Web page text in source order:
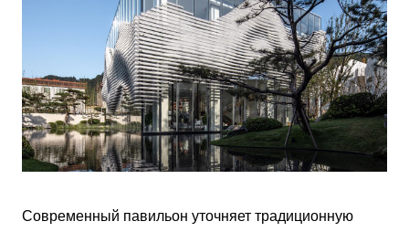
Современный павильон уточняет традиционную